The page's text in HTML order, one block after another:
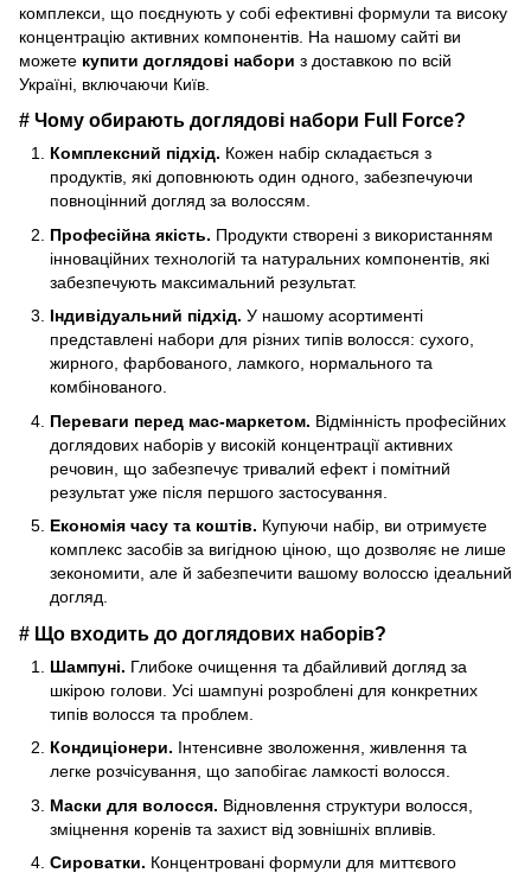
комплекси, що поєднують у собі ефективні формули та високу
концентрацію активних компонентів. На нашому сайті ви
можете купити доглядові набори з доставкою по всій
Україні, включаючи Київ.
# Чому обирають доглядові набори Full Force?
Комплексний підхід. Кожен набір складається з
продуктів, які доповнюють один одного, забезпечуючи
повноцінний догляд за волоссям.
Професійна якість. Продукти створені з використанням
інноваційних технологій та натуральних компонентів, які
забезпечують максимальний результат.
Індивідуальний підхід. У нашому асортименті
представлені набори для різних типів волосся: сухого,
жирного, фарбованого, ламкого, нормального та
комбінованого.
Переваги перед мас-маркетом. Відмінність професійних
доглядових наборів у високій концентрації активних
речовин, що забезпечує тривалий ефект і помітний
результат уже після першого застосування.
Економія часу та коштів. Купуючи набір, ви отримуєте
комплекс засобів за вигідною ціною, що дозволяє не лише
зекономити, але й забезпечити вашому волоссю ідеальний
догляд.
# Що входить до доглядових наборів?
Шампуні. Глибоке очищення та дбайливий догляд за
шкірою голови. Усі шампуні розроблені для конкретних
типів волосся та проблем.
Кондиціонери. Інтенсивне зволоження, живлення та
легке розчісування, що запобігає ламкості волосся.
Маски для волосся. Відновлення структури волосся,
зміцнення коренів та захист від зовнішніх впливів.
Сироватки. Концентровані формули для миттєвого